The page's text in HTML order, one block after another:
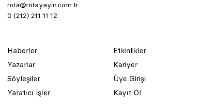
rota@rotayayin.com.tr
0 (212) 211 11 12
Haberler
Yazarlar
Söyleşiler
Yaratıcı İşler
Etkinlikler
Kariyer
Üye Girişi
Kayıt Ol